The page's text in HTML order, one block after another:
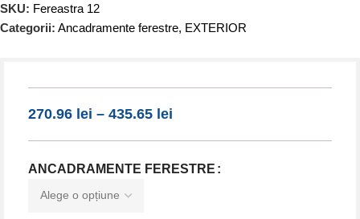
SKU: Fereastra 12
Categorii: Ancadramente ferestre, EXTERIOR
270.96 lei – 435.65 lei
ANCADRAMENTE FERESTRE